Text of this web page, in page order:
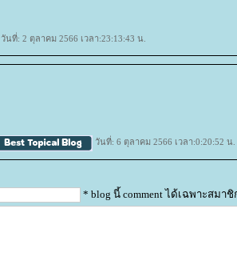
วันที่: 2 ตุลาคม 2566 เวลา:23:13:43 น.
วันที่: 6 ตุลาคม 2566 เวลา:0:20:52 น.
* blog นี้ comment ได้เฉพาะสมาชิ